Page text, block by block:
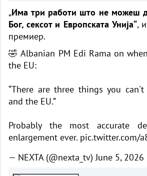
„Има три работи што не можеш
Бог, сексот и Европската Унија“,
премиер.
🤣 Albanian PM Edi Rama on
the EU:
“There are three things you can't
and the EU.”
Probably the most accurate
enlargement ever. pic.twitter.com/
— NEXTA (@nexta_tv) June 5, 2026